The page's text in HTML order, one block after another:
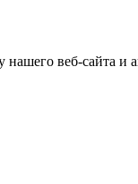
веб-сайта и